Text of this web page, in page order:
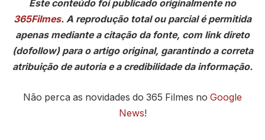
Este conteúdo foi publicado originalmente no
365Filmes. A reprodução total ou parcial é permitida
apenas mediante a citação da fonte, com link direto
(dofollow) para o artigo original, garantindo a correta
atribuição de autoria e a credibilidade da informação.
Não perca as novidades do 365 Filmes no Google
News!